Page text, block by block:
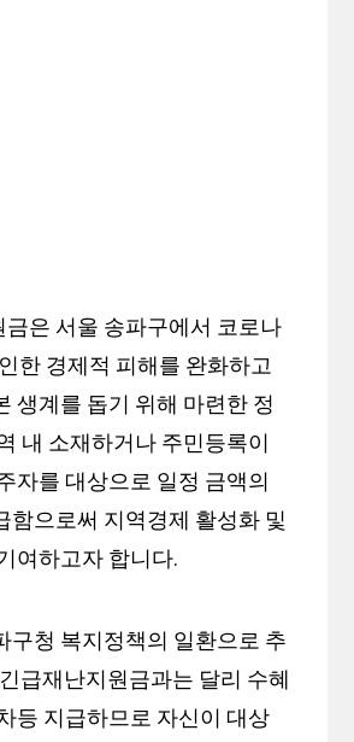
금은 서울 송파구에서 코로나
한 경제적 피해를 완화하고
생계를 돕기 위해 마련한 정
내 소재하거나 주민등록이
자를 대상으로 일정 금액의
함으로써 지역경제 활성화 및
여하고자 합니다.
구청 복지정책의 일환으로 추
급재난지원금과는 달리 수혜
등 지급하므로 자신이 대상